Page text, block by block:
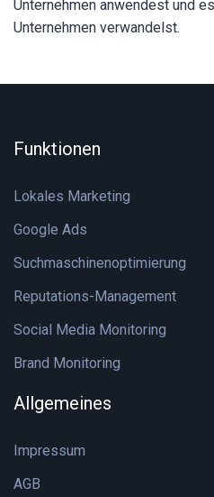
Unternehmen anwendest und
Unternehmen verwandelst.
Funktionen
Lokales Marketing
Google Ads
Suchmaschinenoptimierung
Reputations-Management
Social Media Monitoring
Brand Monitoring
Allgemeines
Impressum
AGB